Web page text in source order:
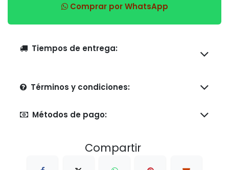
Comprar por WhatsApp
Tiempos de entrega:
Términos y condiciones:
Métodos de pago:
Compartir